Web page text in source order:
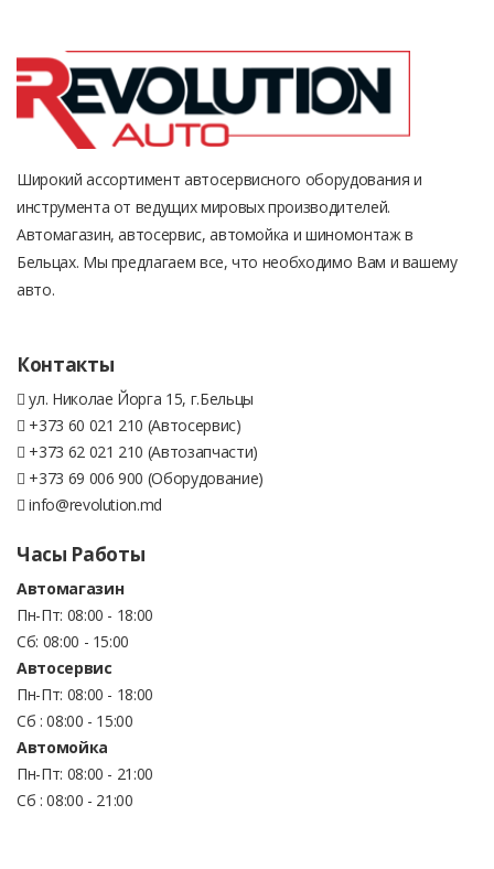
Широкий ассортимент автосервисного оборудования и
инструмента от ведущих мировых производителей.
Автомагазин, автосервис, автомойка и шиномонтаж в
Бельцах. Мы предлагаем все, что необходимо Вам и вашему
авто.
Контакты
ул. Николае Йорга 15, г.Бельцы
+373 60 021 210 (Автосервис)
+373 62 021 210 (Автозапчасти)
+373 69 006 900 (Оборудование)
info@revolution.md
Часы Работы
Автомагазин
Пн-Пт: 08:00 - 18:00
Сб: 08:00 - 15:00
Автосервис
Пн-Пт: 08:00 - 18:00
Сб : 08:00 - 15:00
Автомойка
Пн-Пт: 08:00 - 21:00
Сб : 08:00 - 21:00